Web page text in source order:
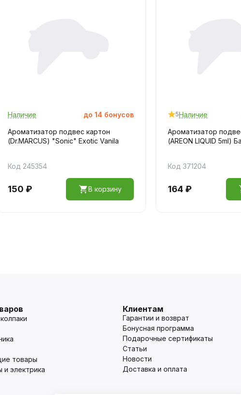
Наличие до 14 бонусов
Ароматизатор подвес картон
(Dr.MARCUS) "Sonic" Exotic Vanila
Код 245354
150 ₽ В корзину
5Наличие
Ароматизатор
(AREON LIQUID 5ml)
Код 371204
164 ₽
товары
и электрика
Клиентам
Гарантии и возврат
Бонусная программа
Подарочные сертификаты
Статьи
Новости
Доставка и оплата